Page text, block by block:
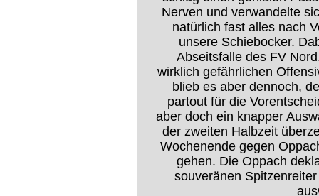
Nerven und verwandelte
natürlich fast alles nach
unsere Schiebocker.
Abseitsfalle des FV
wirklich gefährlichen
blieb es aber dennoch,
partout für die
aber doch ein knapper
der zweiten Halbzeit
Wochenende gegen
gehen. Die Oppach
souveränen